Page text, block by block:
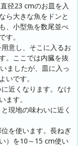
径23 cmのお皿を入
ら大きな魚をドンと
、小型魚を数尾並べ
す。
意し、そこに入るお
。ここでは内臓を抜
ましたが、皿に入っ
いです。
近くなります。なけ
ます。
現地の味わいに近く
を使います。長ねぎ
）を10～15 cm使い